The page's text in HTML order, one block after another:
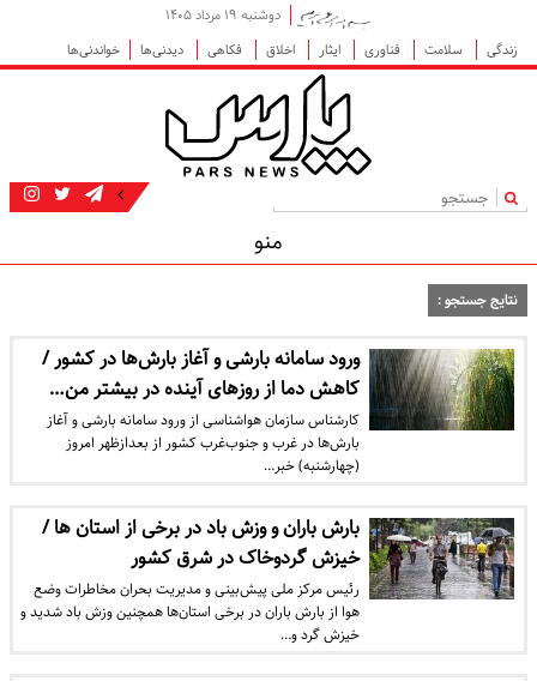
دوشنبه ۱۹ مرداد ۱۴۰۵
زندگی
سلامت فناوری ایثار اخلاق فکاهی دیدنی‌ها خواندنی‌ها
|
منو
نتایج جستجو :
ورود سامانه بارشی و آغاز بارش‌ها در کشور /
کاهش دما از روزهای آینده در بیشتر من…
کارشناس سازمان هواشناسی از ورود سامانه بارشی و آغاز
بارش‌ها در غرب و جنوب‌غرب کشور از بعدازظهر امروز
(چهارشنبه) خبر…
بارش باران و وزش باد در برخی از استان ها /
خیزش گردوخاک در شرق کشور
رئیس مرکز ملی پیش‌بینی و مدیریت بحران مخاطرات وضع
هوا از بارش باران در برخی استان‌ها همچنین وزش باد شدید و
خیزش گرد و…